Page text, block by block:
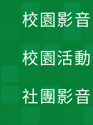
校園影音
校園活動
社團影音